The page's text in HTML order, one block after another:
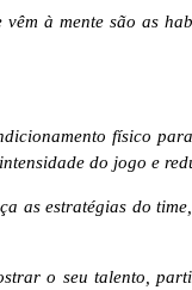
à mente são as
físico
do jogo e
as estratégias do
o seu talento,